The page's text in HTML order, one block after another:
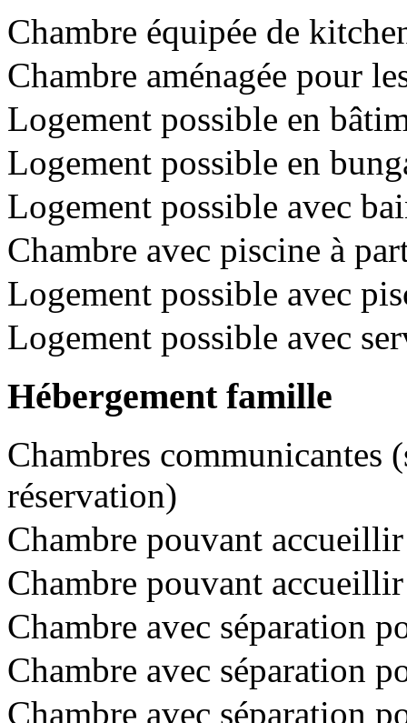
Chambre équipée de
Chambre aménagée pour
Logement possible en
Logement possible en
Logement possible avec
Chambre avec piscine à
Logement possible avec
Logement possible avec
Hébergement famille
Chambres communicantes
réservation)
Chambre pouvant
Chambre pouvant
Chambre avec séparation
Chambre avec séparation
Chambre avec séparation